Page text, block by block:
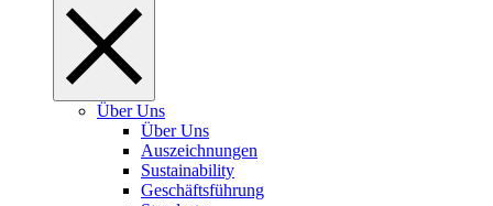
Über Uns
Über Uns
Auszeichnungen
Sustainability
Geschäftsführung